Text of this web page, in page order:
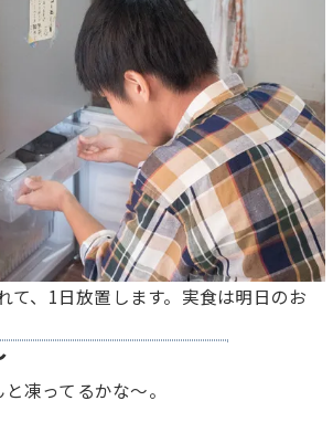
て、1日放置します。実食は明日のお
凍ってるかな〜。